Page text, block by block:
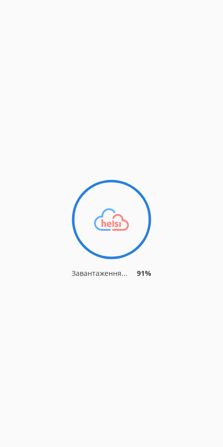
Завантаження... 91%